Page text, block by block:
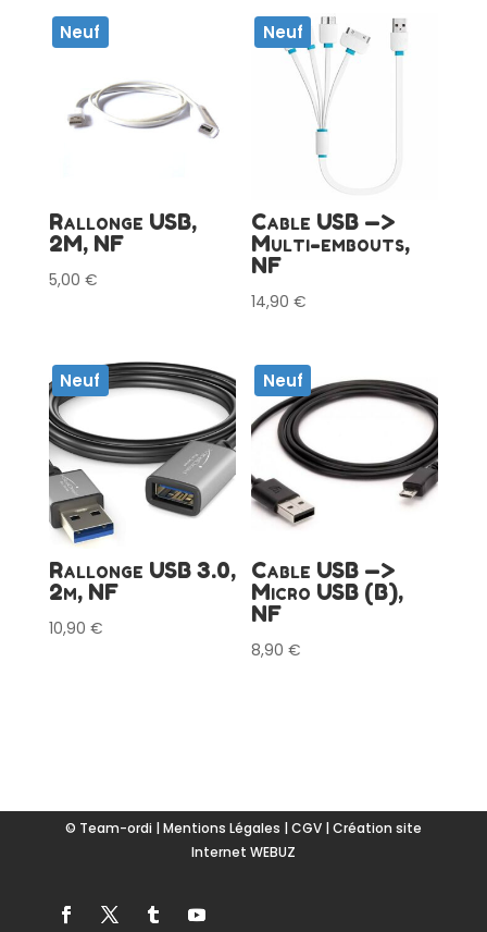
Neuf
Rallonge USB,
2M, NF
5,00 €
Neuf
Cable USB —>
Multi-embouts,
NF
14,90€
Neuf
Rallonge USB 3.0,
2m, NF
10,90 €
Neuf
Cable USB —>
Micro USB (B),
NF
8,90€
© Team-ordi | Mentions Légales | CGV| Création site
Internet WEBUZ